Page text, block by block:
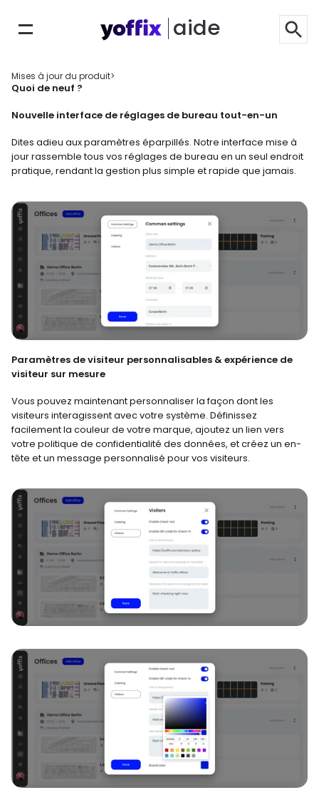
aide
Mises à jour du produit>
Quoi de neuf ?
Nouvelle interface de réglages de bureau tout-en-un
Dites adieu aux paramètres éparpillés. Notre interface mise à
jour rassemble tous vos réglages de bureau en un seul endroit
pratique, rendant la gestion plus simple et rapide que jamais.
Paramètres de visiteur personnalisables & expérience de
visiteur sur mesure
Vous pouvez maintenant personnaliser la façon dont les
visiteurs interagissent avec votre système. Définissez
facilement la couleur de votre marque, ajoutez un lien vers
votre politique de confidentialité des données, et créez un en-
tête et un message personnalisé pour vos visiteurs.